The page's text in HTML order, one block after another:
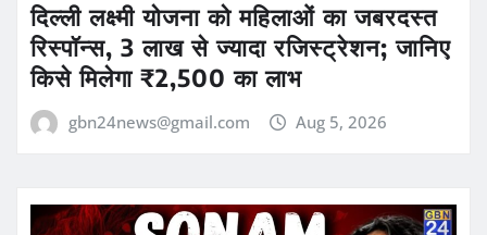
दिल्ली लक्ष्मी योजना को महिलाओं का जबरदस्त
रिस्पॉन्स, 3 लाख से ज्यादा रजिस्ट्रेशन; जानिए
किसे मिलेगा ₹2,500 का लाभ
gbn24news@gmail.com Aug 5, 2026